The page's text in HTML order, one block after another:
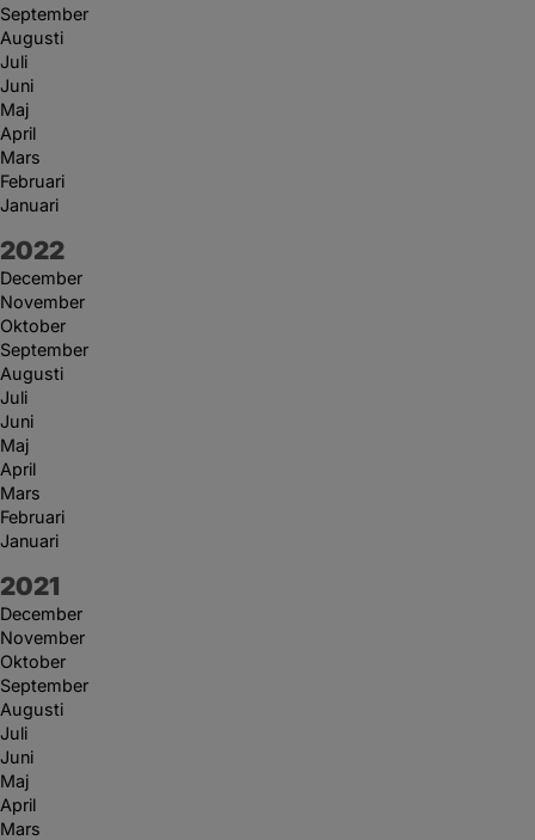
September
Augusti
Juli
Juni
Maj
April
Mars
Februari
Januari
År:
2022
December
November
Oktober
September
Augusti
Juli
Juni
Maj
April
Mars
Februari
Januari
År:
2021
December
November
Oktober
September
Augusti
Juli
Juni
Maj
April
Mars